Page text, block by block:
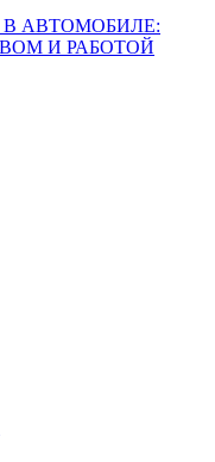
АВТОМОБИЛЕ:
И РАБОТОЙ